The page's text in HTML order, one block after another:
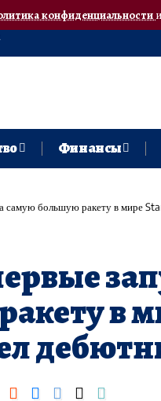
конфиденциальностии
Финансы
самую большую ракету в мире
в